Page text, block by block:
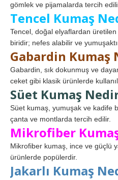
gömlek ve pijamalarda tercih
Tencel Kumaş
Tencel, doğal elyaflardan
biridir; nefes alabilir ve
Gabardin Kumaş
Gabardin, sık dokunmuş ve
ceket gibi klasik ürünlerde
Süet Kumaş
Süet kumaş, yumuşak ve kadife
çanta ve montlarda tercih edilir.
Mikrofiber
Mikrofiber kumaş, ince ve güçlü
ürünlerde popülerdir.
Jakarlı Kumaş